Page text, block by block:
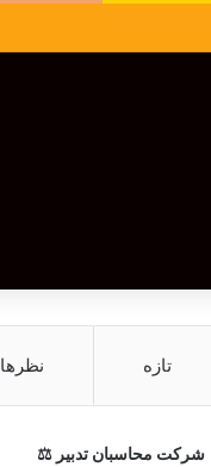
تازه نظرها
شرکت محاسبان تدبیر ⚖️